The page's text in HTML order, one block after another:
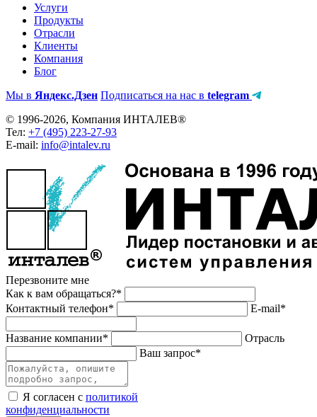
Услуги
Продукты
Отрасли
Клиенты
Компания
Блог
Мы в Яндекс.Дзен Подписаться на нас в telegram
© 1996-2026, Компания ИНТАЛЕВ®
Тел: +7 (495) 223-27-93
E-mail: info@intalev.ru
Перезвоните мне
Как к вам обращаться?*
Контактный телефон*
E-mail*
Название компании*
Отрасль
Ваш запрос*
Я согласен с политикой
конфиденциальности